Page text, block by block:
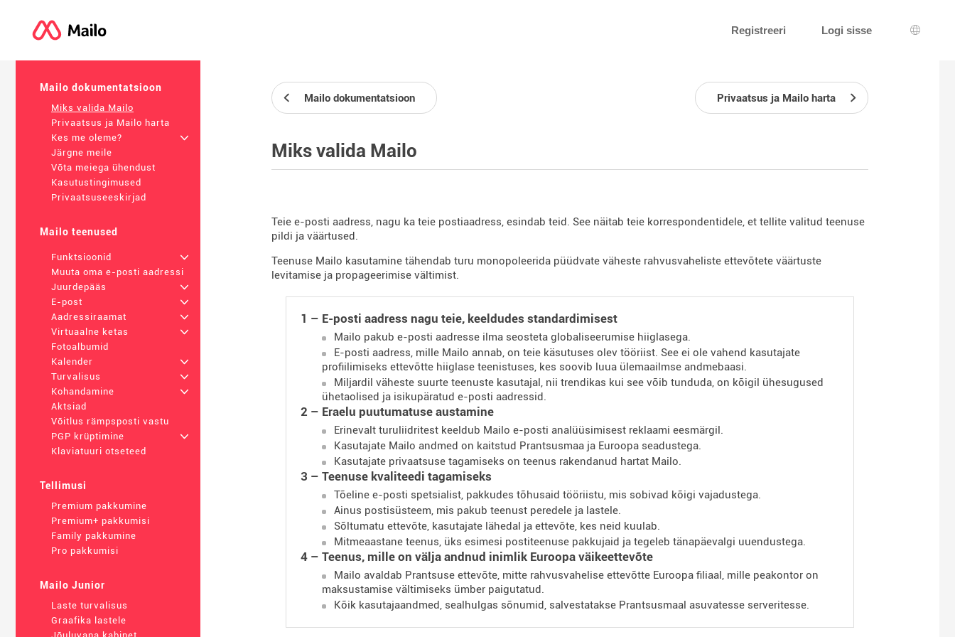
Registreeri Logi sisse
Mailo dokumentatsioon
Miks valida Mailo
Privaatsus ja Mailo harta
Kes me oleme?
+
Järgne meile
Võta meiega ühendust
Kasutustingimused
Privaatsuseeskirjad
Mailo teenused
Funktsioonid
+
Muuta oma e-posti aadressi
Juurdepääs
+
E-post
+
Aadressiraamat
+
Virtuaalne ketas
+
Fotoalbumid
Kalender
+
Turvalisus
+
Kohandamine
+
Aktsiad
Võitlus rämpsposti vastu
PGP krüptimine
+
Klaviatuuri otseteed
Tellimusi
Premium pakkumine
Premium+ pakkumisi
Family pakkumine
Pro pakkumisi
Mailo Junior
Laste turvalisus
Graafika lastele
Mailo dokumentatsioon Privaatsus ja Mailo harta
Miks valida Mailo
Teie e-posti aadress, nagu ka teie postiaadress, esindab teid. See näitab teie korrespondentidele, et tellite valitud teenuse
pildi ja väärtused.
Teenuse Mailo kasutamine tähendab turu monopoleerida püüdvate väheste rahvusvaheliste ettevõtete väärtuste
levitamise ja propageerimise vältimist.
1 – E-posti aadress nagu teie, keeldudes standardimisest
Mailo pakub e-posti aadresse ilma seosteta globaliseerumise hiiglasega.
E-posti aadress, mille Mailo annab, on teie käsutuses olev tööriist. See ei ole vahend kasutajate
profiilimiseks ettevõtte hiiglase teenistuses, kes soovib luua ülemaailmse andmebaasi.
Miljardil väheste suurte teenuste kasutajal, nii trendikas kui see võib tunduda, on kõigil ühesugused
ühetaolised ja isikupäratud e-posti aadressid.
2 – Eraelu puutumatuse austamine
Erinevalt turuliidritest keeldub Mailo e-posti analüüsimisest reklaami eesmärgil.
Kasutajate Mailo andmed on kaitstud Prantsusmaa ja Euroopa seadustega.
Kasutajate privaatsuse tagamiseks on teenus rakendanud hartat Mailo.
3 – Teenuse kvaliteedi tagamiseks
Tõeline e-posti spetsialist, pakkudes tõhusaid tööriistu, mis sobivad kõigi vajadustega.
Ainus postisüsteem, mis pakub teenust peredele ja lastele.
Sõltumatu ettevõte, kasutajate lähedal ja ettevõte, kes neid kuulab.
Mitmeaastane teenus, üks esimesi postiteenuse pakkujaid ja tegeleb tänapäevalgi uuendustega.
4 – Teenus, mille on välja andnud inimlik Euroopa väikeettevõte
Mailo avaldab Prantsuse ettevõte, mitte rahvusvahelise ettevõtte Euroopa filiaal, mille peakontor on
maksustamise vältimiseks ümber paigutatud.
Kõik kasutajaandmed, sealhulgas sõnumid, salvestatakse Prantsusmaal asuvatesse serveritesse.